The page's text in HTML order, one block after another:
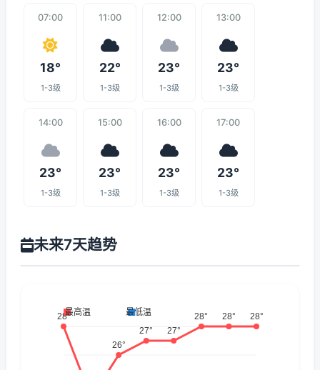
07:00
18°
1-3级
11:00
22°
1-3级
12:00
23°
1-3级
13:00
23°
1-3级
14:00
23°
1-3级
15:00
23°
1-3级
16:00
23°
1-3级
17:00
23°
1-3级
未来7天趋势